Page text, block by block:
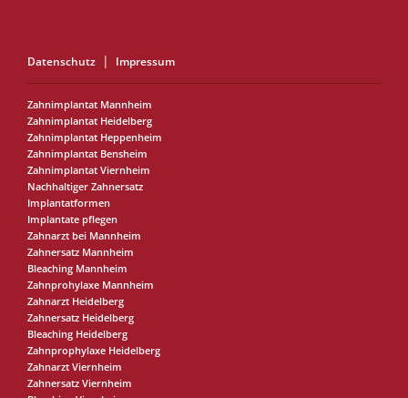
Datenschutz Impressum
Zahnimplantat Mannheim
Zahnimplantat Heidelberg
Zahnimplantat Heppenheim
Zahnimplantat Bensheim
Zahnimplantat Viernheim
Nachhaltiger Zahnersatz
Implantatformen
Implantate pflegen
Zahnarzt bei Mannheim
Zahnersatz Mannheim
Bleaching Mannheim
Zahnprohylaxe Mannheim
Zahnarzt Heidelberg
Zahnersatz Heidelberg
Bleaching Heidelberg
Zahnprophylaxe Heidelberg
Zahnarzt Viernheim
Zahnersatz Viernheim